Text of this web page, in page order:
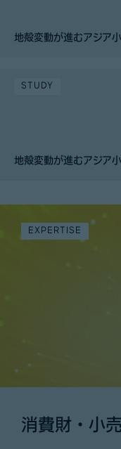
地殻変動が進むアジア
STUDY
地殻変動が進むアジア
EXPERTISE
消費財・小